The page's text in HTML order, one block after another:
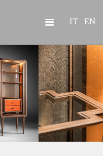
IT EN